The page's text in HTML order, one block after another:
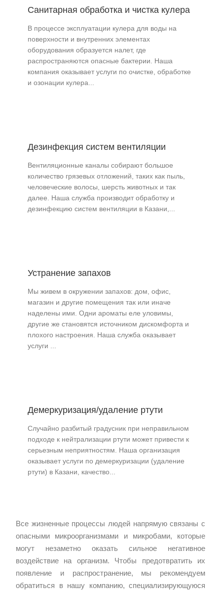
Санитарная обработка и чистка кулера
В процессе эксплуатации кулера для воды на
поверхности и внутренних элементах
оборудования образуется налет, где
распространяются опасные бактерии. Наша
компания оказывает услуги по очистке, обработке
и озонации кулера...
Дезинфекция систем вентиляции
Вентиляционные каналы собирают большое
количество грязевых отложений, таких как пыль,
человеческие волосы, шерсть животных и так
далее. Наша служба производит обработку и
дезинфекцию систем вентиляции в Казани,...
Устранение запахов
Мы живем в окружении запахов: дом, офис,
магазин и другие помещения так или иначе
наделены ими. Одни ароматы еле уловимы,
другие же становятся источником дискомфорта и
плохого настроения. Наша служба оказывает
услуги ...
Демеркуризация/удаление ртути
Случайно разбитый градусник при неправильном
подходе к нейтрализации ртути может привести к
серьезным неприятностям. Наша организация
оказывает услуги по демеркуризации (удаление
ртути) в Казани, качество...
Все жизненные процессы людей напрямую связаны с
опасными микроорганизмами и микробами, которые
могут незаметно оказать сильное негативное
воздействие на организм. Чтобы предотвратить их
появление и распространение, мы рекомендуем
обратиться в нашу компанию, специализирующуюся